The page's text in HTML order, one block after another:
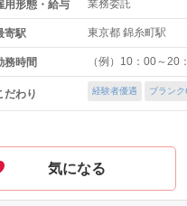
用形態・給与 業務委託
寄駅 東京都 錦糸町駅
務時間 （例）10：00～
だわり 経験者優遇 ブラン
気になる